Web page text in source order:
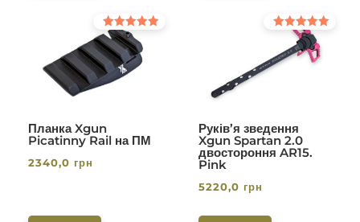
Планка Xgun
Picatinny Rail на ПМ
Оцінено в
5.00
з 5
2340,0 грн
Руків’я зведення
Xgun Spartan 2.0
двостороння AR15.
Pink
Оцінено в
з 5
5220,0 грн